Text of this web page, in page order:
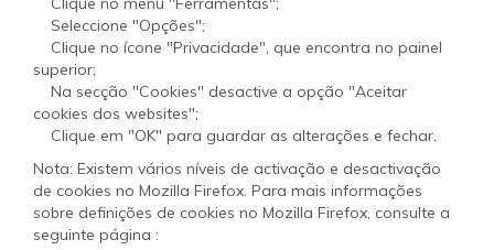
Seleccione "Opções";
Clique no ícone "Privacidade", que encontra no painel
superior;
Na secção "Cookies" desactive a opção "Aceitar
cookies dos websites";
Clique em "OK" para guardar as alterações e fechar.
Nota: Existem vários níveis de activação e desactivação
de cookies no Mozilla Firefox. Para mais informações
sobre definições de cookies no Mozilla Firefox, consulte a
seguinte página :